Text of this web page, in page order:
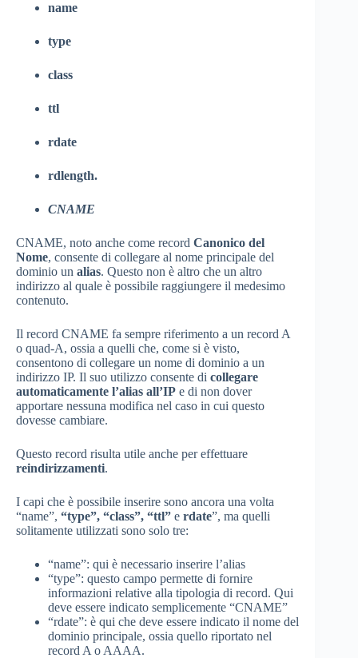
name
type
class
ttl
rdate
rdlength.
CNAME
CNAME, noto anche come record Canonico del
Nome, consente di collegare al nome principale del
dominio un alias. Questo non è altro che un altro
indirizzo al quale è possibile raggiungere il medesimo
contenuto.
Il record CNAME fa sempre riferimento a un record A
o quad-A, ossia a quelli che, come si è visto,
consentono di collegare un nome di dominio a un
indirizzo IP. Il suo utilizzo consente di collegare
automaticamente l’alias all’IP e di non dover
apportare nessuna modifica nel caso in cui questo
dovesse cambiare.
Questo record risulta utile anche per effettuare
reindirizzamenti.
I capi che è possibile inserire sono ancora una volta
“name”, “type”, “class”, “ttl” e rdate”, ma quelli
solitamente utilizzati sono solo tre:
“name”: qui è necessario inserire l’alias
“type”: questo campo permette di fornire
informazioni relative alla tipologia di record. Qui
deve essere indicato semplicemente “CNAME”
“rdate”: è qui che deve essere indicato il nome del
dominio principale, ossia quello riportato nel
record A o AAAA.